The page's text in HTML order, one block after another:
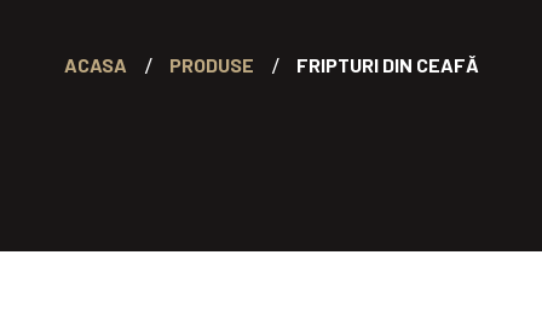
ACASA PRODUSE FRIPTURI DIN CEAFĂ